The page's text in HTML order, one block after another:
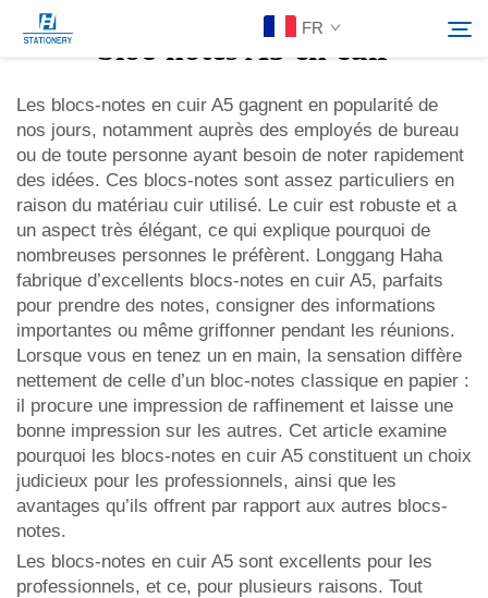
FR
Produits
À Propos De Nous
Solutions personnalisées
Ressources
Contactez-Nous
Rechercher
bloc-notes A5 en cuir
Les blocs-notes en cuir A5 gagnent en popularité de
nos jours, notamment auprès des employés de bureau
ou de toute personne ayant besoin de noter rapidement
des idées. Ces blocs-notes sont assez particuliers en
raison du matériau cuir utilisé. Le cuir est robuste et a
un aspect très élégant, ce qui explique pourquoi de
nombreuses personnes le préfèrent. Longgang Haha
fabrique d’excellents blocs-notes en cuir A5, parfaits
pour prendre des notes, consigner des informations
importantes ou même griffonner pendant les réunions.
Lorsque vous en tenez un en main, la sensation diffère
nettement de celle d’un bloc-notes classique en papier :
il procure une impression de raffinement et laisse une
bonne impression sur les autres. Cet article examine
pourquoi les blocs-notes en cuir A5 constituent un choix
judicieux pour les professionnels, ainsi que les
avantages qu’ils offrent par rapport aux autres blocs-
notes.
Les blocs-notes en cuir A5 sont excellents pour les
professionnels, et ce, pour plusieurs raisons. Tout